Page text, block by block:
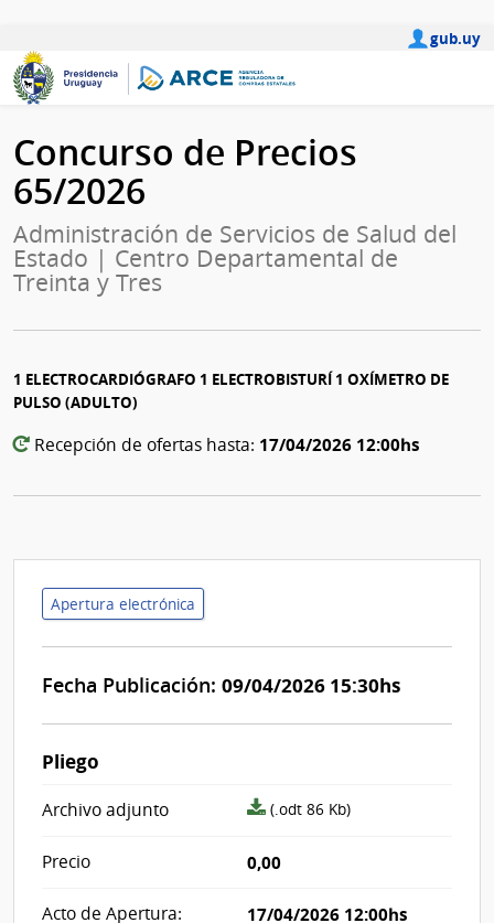
gub.uy
Concurso de Precios
65/2026
Administración de Servicios de Salud del
Estado | Centro Departamental de
Treinta y Tres
1 ELECTROCARDIÓGRAFO 1 ELECTROBISTURÍ 1 OXÍMETRO DE
PULSO (ADULTO)
Recepción de ofertas hasta: 17/04/2026 12:00hs
Apertura electrónica
Fecha Publicación: 09/04/2026 15:30hs
Pliego
Archivo adjunto
archivo
(.odt 86 Kb)
Precio 0,00
Acto de Apertura: 17/04/2026 12:00hs